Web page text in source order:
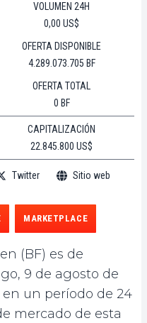
VOLUMEN 24H
0,00 US$
OFERTA DISPONIBLE
4.289.073.705 BF
OFERTA TOTAL
0 BF
CAPITALIZACIÓN
22.845.800 US$
Twitter Sitio web
MARKETPLACE
(BF) es de
9 de agosto de
en un período de 24
mercado de esta